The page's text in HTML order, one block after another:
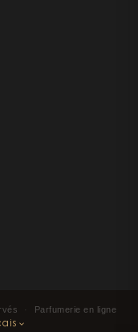
·
Parfumerie en ligne